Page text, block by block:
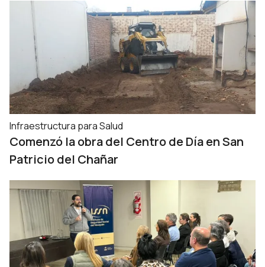
Infraestructura para Salud
Comenzó la obra del Centro de Día en San
Patricio del Chañar